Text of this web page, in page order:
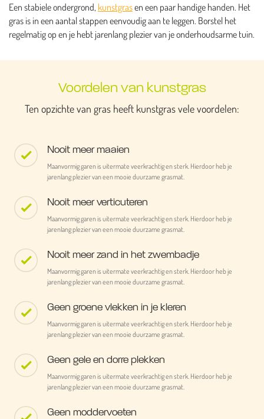
Een stabiele ondergrond, kunstgrasen een paar handige handen. Het
gras is in een aantal stappen eenvoudig aan te leggen. Borstel het
regelmatig op en je hebt jarenlang plezier van je onderhoudsarme tuin.
Voordelen van kunstgras
Ten opzichte van gras heeft kunstgras vele voordelen:
Nooit meer maaien
Maanvormig garen is uitermate veerkrachtig en sterk. Hierdoor heb je
jarenlang plezier van een mooie duurzame grasmat.
Nooit meer verticuteren
Maanvormig garen is uitermate veerkrachtig en sterk. Hierdoor heb je
jarenlang plezier van een mooie duurzame grasmat.
Nooit meer zand in het zwembadje
Maanvormig garen is uitermate veerkrachtig en sterk. Hierdoor heb je
jarenlang plezier van een mooie duurzame grasmat.
Geen groene vlekken in je kleren
Maanvormig garen is uitermate veerkrachtig en sterk. Hierdoor heb je
jarenlang plezier van een mooie duurzame grasmat.
Geen gele en dorre plekken
Maanvormig garen is uitermate veerkrachtig en sterk. Hierdoor heb je
jarenlang plezier van een mooie duurzame grasmat.
Geen moddervoeten